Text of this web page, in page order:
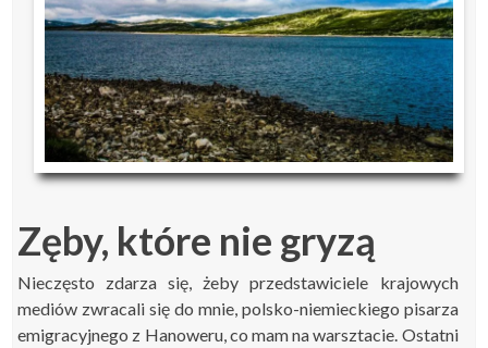
Zęby, które nie gryzą
Nieczęsto zdarza się, żeby przedstawiciele krajowych
mediów zwracali się do mnie, polsko-niemieckiego pisarza
emigracyjnego z Hanoweru, co mam na warsztacie. Ostatni